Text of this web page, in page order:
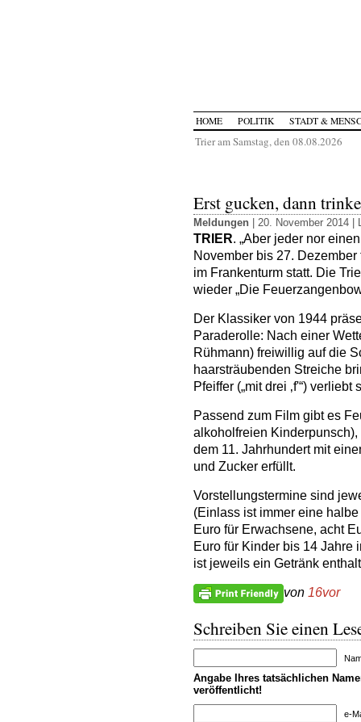
HOME POLITIK STADT &
Trier am Samstag, den 08.08.2026
Erst gucken, dann
Meldungen | 20. November 2014 |
TRIER. „Aber jeder nor
November bis 27. Dezember
im Frankenturm statt. Die
wieder „Die
Der Klassiker von 1944
Paraderolle: Nach einer
Rühmann) freiwillig auf die
haarsträubenden Streiche
Pfeiffer („mit drei ‚f'“) verliebt
Passend zum Film gibt es
alkoholfreien
dem 11. Jahrhundert mit
und Zucker erfüllt.
Vorstellungstermine sind
(Einlass ist immer eine
Euro für Erwachsene, acht
Euro für Kinder bis 14 Jahre
ist jeweils ein Getränk
von 16vor
Schreiben Sie einen
Angabe Ihres tatsächlichen
veröffentlicht!
e-